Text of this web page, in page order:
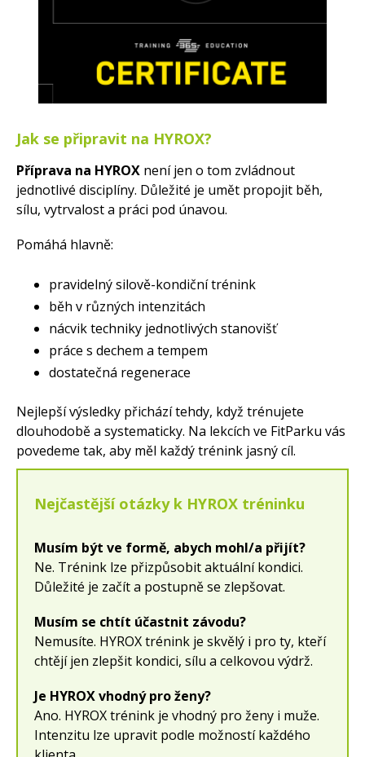
Jak se připravit na HYROX?
Příprava na HYROX není jen o tom zvládnout
jednotlivé disciplíny. Důležité je umět propojit běh,
sílu, vytrvalost a práci pod únavou.
Pomáhá hlavně:
pravidelný silově-kondiční trénink
běh v různých intenzitách
nácvik techniky jednotlivých stanovišť
práce s dechem a tempem
dostatečná regenerace
Nejlepší výsledky přichází tehdy, když trénujete
dlouhodobě a systematicky. Na lekcích ve FitParku vás
povedeme tak, aby měl každý trénink jasný cíl.
Nejčastější otázky k HYROX tréninku
Musím být ve formě, abych mohl/a přijít?
Ne. Trénink lze přizpůsobit aktuální kondici.
Důležité je začít a postupně se zlepšovat.
Musím se chtít účastnit závodu?
Nemusíte. HYROX trénink je skvělý i pro ty, kteří
chtějí jen zlepšit kondici, sílu a celkovou výdrž.
Je HYROX vhodný pro ženy?
Ano. HYROX trénink je vhodný pro ženy i muže.
Intenzitu lze upravit podle možností každého